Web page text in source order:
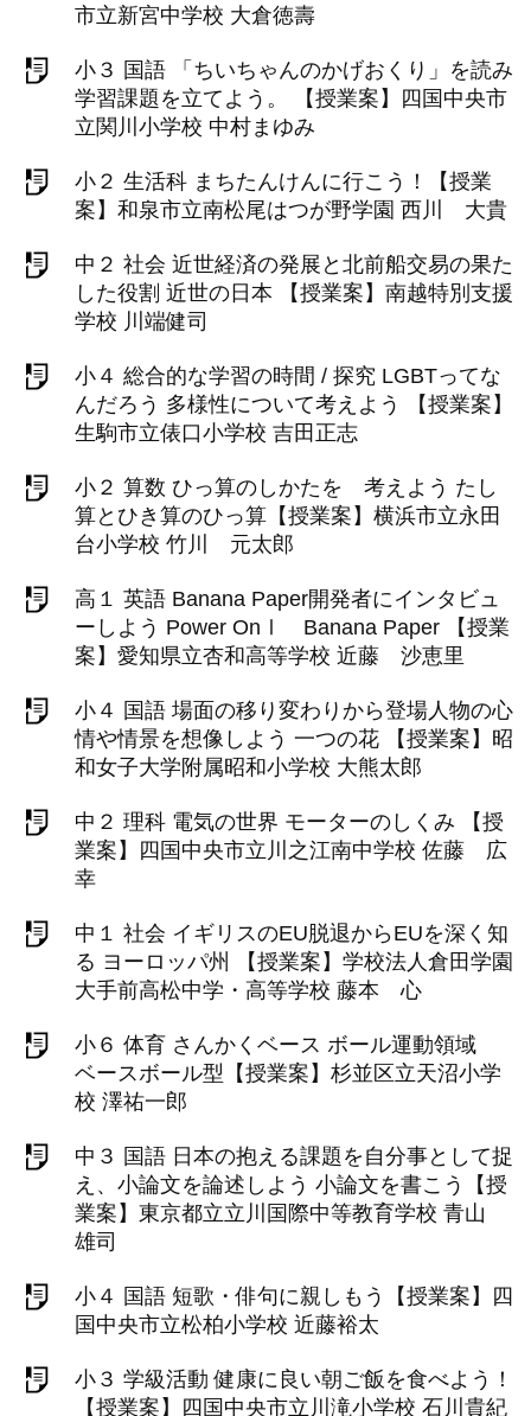
市立新宮中学校 大倉徳壽
小３ 国語 「ちいちゃんのかげおくり」を読み
学習課題を立てよう。 【授業案】四国中央市
立関川小学校 中村まゆみ
小２ 生活科 まちたんけんに行こう！【授業
案】和泉市立南松尾はつが野学園 西川 大貴
中２ 社会 近世経済の発展と北前船交易の果た
した役割 近世の日本 【授業案】南越特別支援
学校 川端健司
小４ 総合的な学習の時間 / 探究 LGBTってな
んだろう 多様性について考えよう 【授業案】
生駒市立俵口小学校 吉田正志
小２ 算数 ひっ算のしかたを 考えよう たし
算とひき算のひっ算【授業案】横浜市立永田
台小学校 竹川 元太郎
高１ 英語 Banana Paper開発者にインタビュ
ーしよう Power OnⅠ Banana Paper 【授業
案】愛知県立杏和高等学校 近藤 沙恵里
小４ 国語 場面の移り変わりから登場人物の心
情や情景を想像しよう 一つの花 【授業案】昭
和女子大学附属昭和小学校 大熊太郎
中２ 理科 電気の世界 モーターのしくみ 【授
業案】四国中央市立川之江南中学校 佐藤 広
幸
中１ 社会 イギリスのEU脱退からEUを深く知
る ヨーロッパ州 【授業案】学校法人倉田学園
大手前高松中学・高等学校 藤本 心
小６ 体育 さんかくベース ボール運動領域
ベースボール型【授業案】杉並区立天沼小学
校 澤祐一郎
中３ 国語 日本の抱える課題を自分事として捉
え、小論文を論述しよう 小論文を書こう【授
業案】東京都立立川国際中等教育学校 青山
雄司
小４ 国語 短歌・俳句に親しもう【授業案】四
国中央市立松柏小学校 近藤裕太
小３ 学級活動 健康に良い朝ご飯を食べよう！
【授業案】四国中央市立川滝小学校 石川貴紀